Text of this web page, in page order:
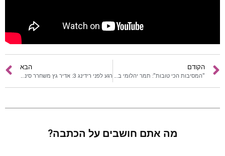
הקודם
"המסיבות הכי טובות": תמר יהלומי בסינגל חדש
הבא
רגע לפני רידינג 3: אדיר גץ משחרר סינגל חדש
מה אתם חושבים על הכתבה?